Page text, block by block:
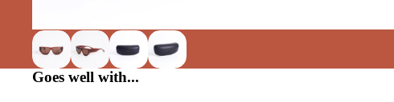
FRED
GUCCI
KARL LAGERFELD JEANS
Goes well with...